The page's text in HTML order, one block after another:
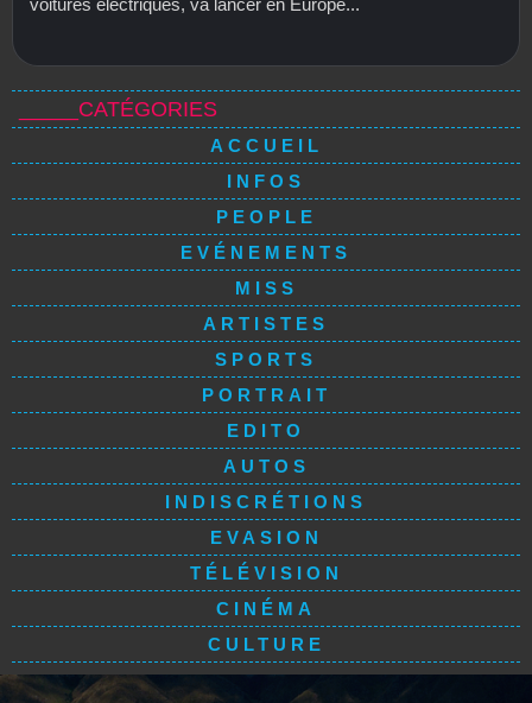
voitures électriques, va lancer en Europe...
_____CATÉGORIES
ACCUEIL
INFOS
PEOPLE
EVÉNEMENTS
MISS
ARTISTES
SPORTS
PORTRAIT
EDITO
AUTOS
INDISCRÉTIONS
EVASION
TÉLÉVISION
CINÉMA
CULTURE